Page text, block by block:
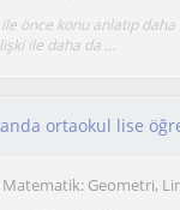
önce konu anlatıp
ile daha da ...
Matematik: Geometri,